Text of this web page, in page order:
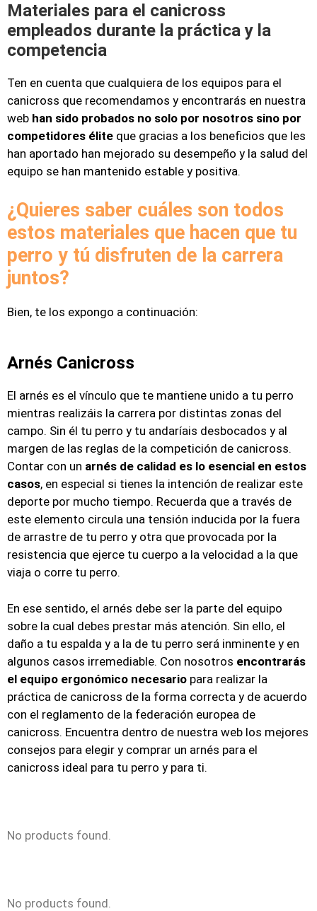
Materiales para el canicross
empleados durante la práctica y la
competencia
Ten en cuenta que cualquiera de los equipos para el
canicross que recomendamos y encontrarás en nuestra
web han sido probados no solo por nosotros sino por
competidores élite que gracias a los beneficios que les
han aportado han mejorado su desempeño y la salud del
equipo se han mantenido estable y positiva.
¿Quieres saber cuáles son todos
estos materiales que hacen que tu
perro y tú disfruten de la carrera
juntos?
Bien, te los expongo a continuación:
Arnés Canicross
El arnés es el vínculo que te mantiene unido a tu perro
mientras realizáis la carrera por distintas zonas del
campo. Sin él tu perro y tu andaríais desbocados y al
margen de las reglas de la competición de canicross.
Contar con un arnés de calidad es lo esencial en estos
casos, en especial si tienes la intención de realizar este
deporte por mucho tiempo. Recuerda que a través de
este elemento circula una tensión inducida por la fuera
de arrastre de tu perro y otra que provocada por la
resistencia que ejerce tu cuerpo a la velocidad a la que
viaja o corre tu perro.
En ese sentido, el arnés debe ser la parte del equipo
sobre la cual debes prestar más atención. Sin ello, el
daño a tu espalda y a la de tu perro será inminente y en
algunos casos irremediable. Con nosotros encontrarás
el equipo ergonómico necesario para realizar la
práctica de canicross de la forma correcta y de acuerdo
con el reglamento de la federación europea de
canicross. Encuentra dentro de nuestra web los mejores
consejos para elegir y comprar un arnés para el
canicross ideal para tu perro y para ti.
No products found.
No products found.